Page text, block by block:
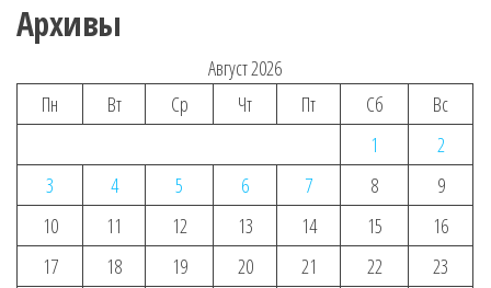
Архивы
Август 2026
Пн
Вт Ср Чт Пт Сб
Вс
1
2
3
4 5 6 7 8
9
10
11 12 13 14 15
16
17
18 19 20 21 22
23